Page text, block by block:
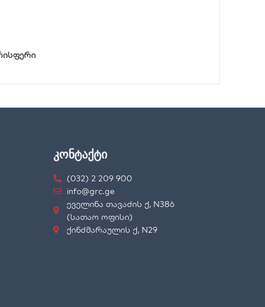
კონტაქტი
(032) 2 209 900
info@grc.ge
ეველინა თავაძის ქ, N38ბ
(სათაო ოფისი)
ქინძმარაულის ქ, N29